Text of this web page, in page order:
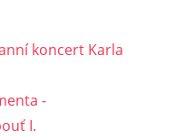
koncert Karla
-
I.